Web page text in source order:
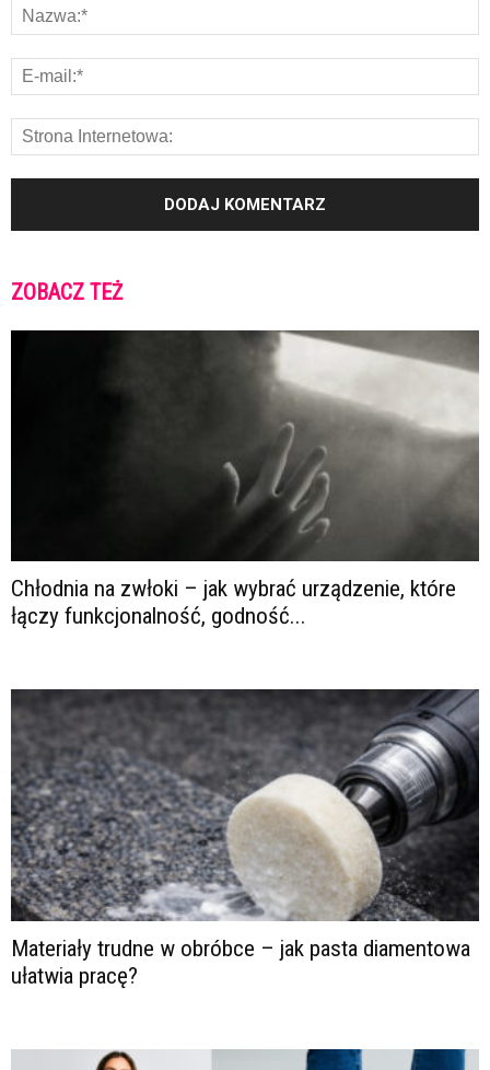
ZOBACZ TEŻ
Chłodnia na zwłoki – jak wybrać urządzenie, które
łączy funkcjonalność, godność...
Materiały trudne w obróbce – jak pasta diamentowa
ułatwia pracę?